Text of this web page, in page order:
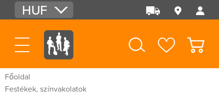
HUF
EUR
USD
Főoldal
Festékek, színvakolatok